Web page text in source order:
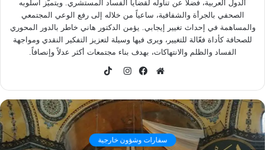
الدول العربية، فضلاً عن تناوله لقضايا الفساد المستشري. ويتميّز أسلوبه
الصحفي بالجرأة والشفافية، ساعياً من خلاله إلى رفع الوعي المجتمعي
والمساهمة في إحداث تغيير إيجابي. يؤمن الدكتور هاني خاطر بالدور المحوري
للصحافة كأداة فعّالة للتغيير، ويرى فيها وسيلة لتعزيز التفكير النقدي ومواجهة
الفساد والظلم والانتهاكات، بهدف بناء مجتمعات أكثر عدلاً وإنصافاً.
الويب
سفارات وشؤون خارجية